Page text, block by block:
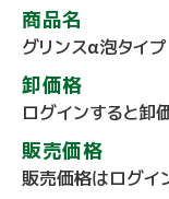
商品名
グリンスα泡タイ
卸価格
ログインすると卸
販売価格
販売価格はログイ